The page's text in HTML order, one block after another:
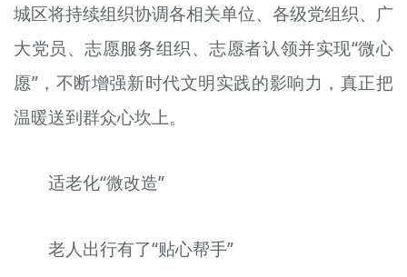
城区将持续组织协调各相关单位、各级党组织、广
大党员、志愿服务组织、志愿者认领并实现“微心
愿”，不断增强新时代文明实践的影响力，真正把
温暖送到群众心坎上。
适老化“微改造”
老人出行有了“贴心帮手”